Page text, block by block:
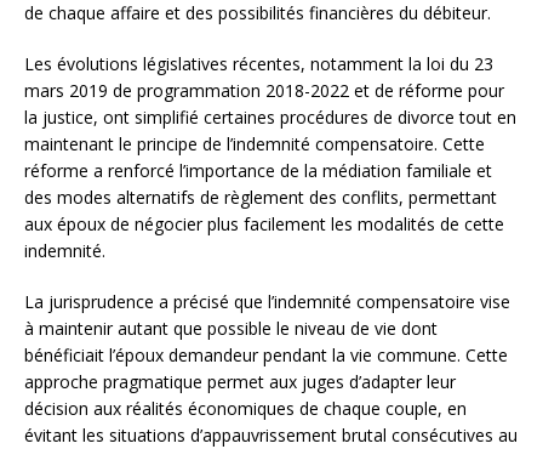
de chaque affaire et des possibilités financières du débiteur.
Les évolutions législatives récentes, notamment la loi du 23
mars 2019 de programmation 2018-2022 et de réforme pour
la justice, ont simplifié certaines procédures de divorce tout en
maintenant le principe de l’indemnité compensatoire. Cette
réforme a renforcé l’importance de la médiation familiale et
des modes alternatifs de règlement des conflits, permettant
aux époux de négocier plus facilement les modalités de cette
indemnité.
La jurisprudence a précisé que l’indemnité compensatoire vise
à maintenir autant que possible le niveau de vie dont
bénéficiait l’époux demandeur pendant la vie commune. Cette
approche pragmatique permet aux juges d’adapter leur
décision aux réalités économiques de chaque couple, en
évitant les situations d’appauvrissement brutal consécutives au